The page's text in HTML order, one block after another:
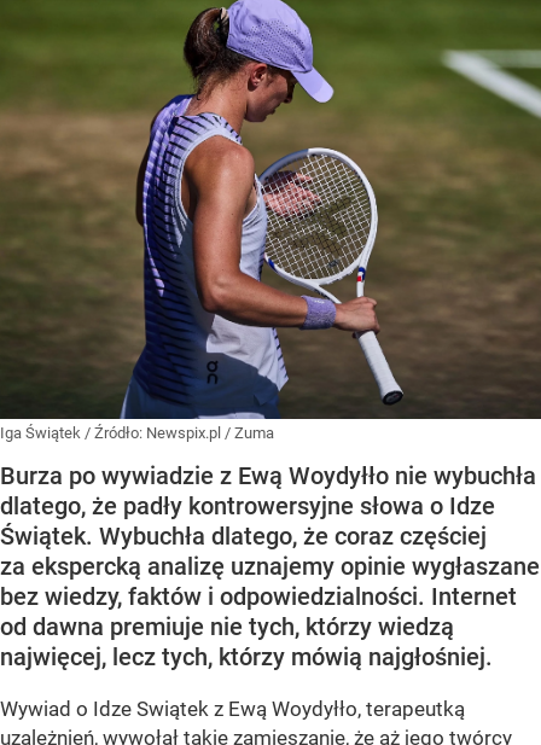
Iga Świątek / Źródło: Newspix.pl / Zuma
Burza po wywiadzie z Ewą Woydyłło nie wybuchła
dlatego, że padły kontrowersyjne słowa o Idze
Świątek. Wybuchła dlatego, że coraz częściej
za ekspercką analizę uznajemy opinie wygłaszane
bez wiedzy, faktów i odpowiedzialności. Internet
od dawna premiuje nie tych, którzy wiedzą
najwięcej, lecz tych, którzy mówią najgłośniej.
Wywiad o Idze Swiątek z Ewą Woydyłło, terapeutką
uzależnień, wywołał takie zamieszanie, że aż jego twórcy